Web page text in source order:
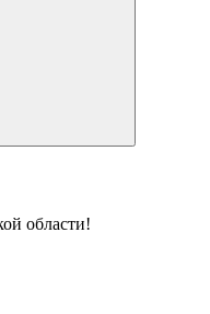
области!